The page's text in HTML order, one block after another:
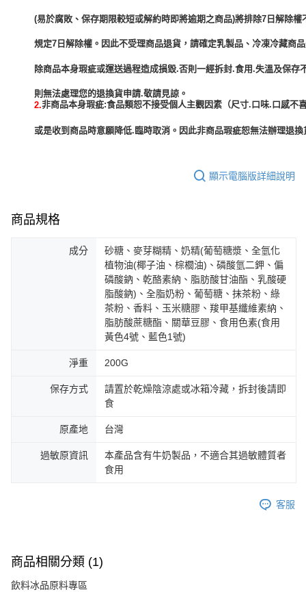
(易於腐敗、保存期限較短或解約時即將逾期之商品)將排除7日解除權
規定7日解除權。因此不受理商品退貨，請確定乳製品、冷凍冷藏商
除商品本身瑕疵或運送過程造成損毀.否則一經拆封.食用.失溫及保存
2.非商品本身瑕疵:食品類恕不接受個人主觀因素（尺寸.口味.口感不
或是收到商品時意願降低.臨時取消。因此非商品瑕疵恕無法辦理退
顯示電腦版詳細說明
商品規格
成分
砂糖、麥芽糊精、奶精(葡萄糖漿、全氫化
植物油(椰子油、棕櫚油)、磷酸氫二鉀、偏
磷酸鈉、乾酪素納、脂肪酸甘油酯、乳酸硬
脂酸鈉)、全脂奶粉、葡萄糖、抹茶粉、綠
茶粉、香料、玉米糖膠、羧甲基纖維素納、
脂肪酸蔗糖酯、關華豆膠、食用色素(食用
黃色4號、藍色1號)
淨重 200G
保存方式
請置於乾燥陰涼處或冰箱冷藏，拆封後請即
食
原產地 台灣
過敏原資訊
本產品含有牛奶製品，不適合其過敏體質者
食用
客服
商品相關分類 (1)
飲料冰品原料專區